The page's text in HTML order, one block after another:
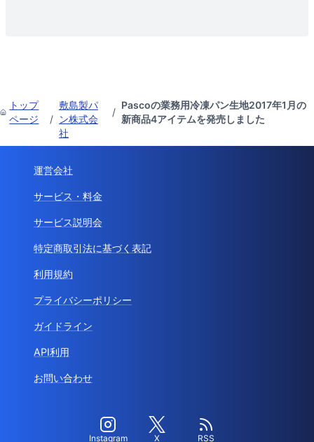
トップ
ページ
/
敷島製パ
ン株式会
社
/
Pascoの業務用冷凍パン生地2017年1月の
新商品4アイテムを発売しました
運営会社
サービス・料金
サービス説明会
特定商取引法に基づく表記
利用規約
プライバシーポリシー
ガイドライン
API利用
お問い合わせ
Instagram X RSS